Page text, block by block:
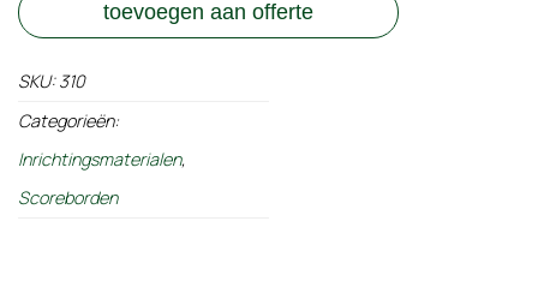
toevoegen aan offerte
SKU:310
Categorieën:
Inrichtingsmaterialen,
Scoreborden